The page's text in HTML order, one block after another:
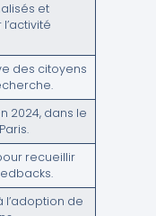
et
des citoyens
2024, dans le
recueillir
l’adoption de